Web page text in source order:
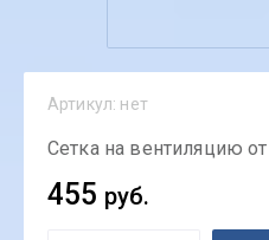
Артикул: нет
Сетка на вентиляцию
455 руб.